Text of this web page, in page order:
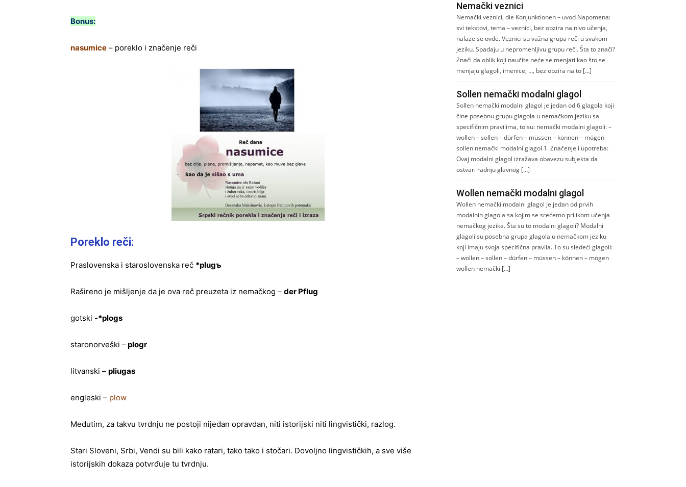
Bonus:
nasumice – poreklo i značenje reči
Poreklo reči:
Praslovenska i staroslovenska reč *plugъ
Rašireno je mišljenje da je ova reč preuzeta iz nemačkog – der Pflug
gotski -*plogs
staronorveški –plogr
litvanski – pliugas
engleski – plow
Međutim, za takvu tvrdnju ne postoji nijedan opravdan, niti istorijski niti lingvistički, razlog.
Stari Sloveni, Srbi, Vendi su bili kako ratari, tako tako i stočari. Dovoljno lingvističkih, a sve više
istorijskih dokaza potvrđuje tu tvrdnju.
Nemački veznici
Nemački veznici, die Konjunktionen – uvod Napomena:
svi tekstovi, tema – veznici, bez obzira na nivo učenja,
nalaze se ovde. Veznici su važna grupa reči u svakom
jeziku. Spadaju u nepromenljivu grupu reči. Šta to znači?
Znači da oblik koji naučite neće se menjati kao što se
menjaju glagoli, imenice, …, bez obzira na to […]
Sollen nemački modalni glagol
Sollen nemački modalni glagol je jedan od 6 glagola koji
čine posebnu grupu glagola u nemačkom jeziku sa
specifičnim pravilima, to su: nemački modalni glagoli: –
wollen – sollen – dürfen – müssen – können – mögen
sollen nemački modalni glagol 1. Značenje i upotreba:
Ovaj modalni glagol izražava obavezu subjekta da
ostvari radnju glavnog […]
Wollen nemački modalni glagol
Wollen nemački modalni glagol je jedan od prvih
modalnih glagola sa kojim se srećemo prilikom učenja
nemačkog jezika. Šta su to modalni glagoli? Modalni
glagoli su posebna grupa glagola u nemačkom jeziku
koji imaju svoja specifična pravila. To su sledeći glagoli:
– wollen – sollen – dürfen – müssen – können – mögen
wollen nemački […]